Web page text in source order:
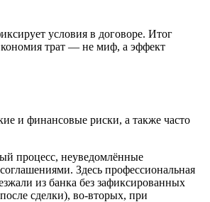
условия в договоре. Итог
трат — не миф, а эффект
и финансовые риски, а также часто
процесс, неуведомлённые
Здесь профессиональная
из банка без зафиксированных
сделки), во‑вторых, при